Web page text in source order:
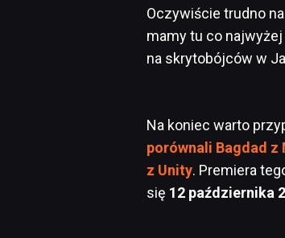
Oczywiście trudno
mamy tu co
na skrytobójców w
Na koniec warto
porównali Bagdad z
z Unity. Premiera
się 12 października